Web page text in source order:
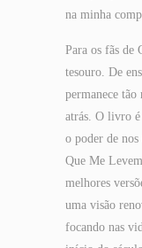
na minha
Para os fãs de
tesouro. De
permanece tão
atrás. O livro
o poder de
Que Me
melhores
uma visão
focando nas